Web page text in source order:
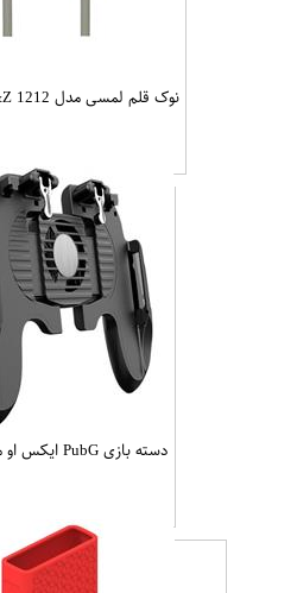
نوک قلم لمسی مدل A&Z 1212 بسته دو عددی
دسته بازی PubG ایکس او مدل XO-H6